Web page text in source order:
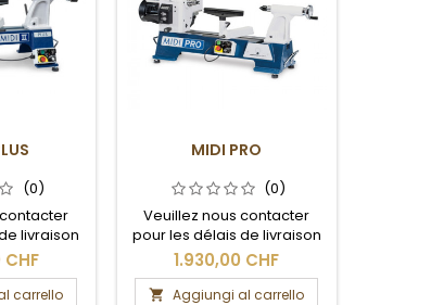
(0)
livraison
port.
carrello
MIDI PRO
(0)
Veuillez nous contacter
pour les délais de livraison
et les frais de port.
1.930,00 CHF
 Aggiungi al carrello